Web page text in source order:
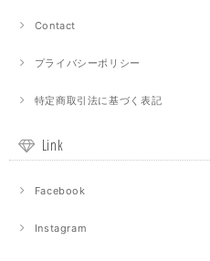
Contact
プライバシーポリシー
特定商取引法に基づく表記
Link
Facebook
Instagram